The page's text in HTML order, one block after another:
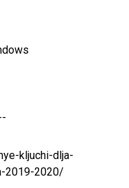
kljuchi-dlja-
2019-2020/